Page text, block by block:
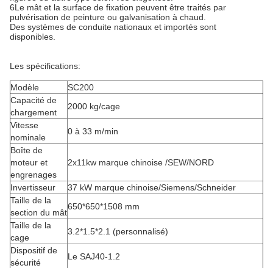
6Le mât et la surface de fixation peuvent être traités par
pulvérisation de peinture ou galvanisation à chaud.
Des systèmes de conduite nationaux et importés sont
disponibles.
Les spécifications:
Modèle
SC200
Capacité de
chargement
2000 kg/cage
Vitesse
nominale
0 à 33 m/min
Boîte de
moteur et
engrenages
2x11kw marque chinoise /SEW/NORD
Invertisseur
37 kW marque chinoise/Siemens/Schneider
Taille de la
section du mât
650*650*1508 mm
Taille de la
cage
3.2*1.5*2.1 (personnalisé)
Dispositif de
sécurité
Le SAJ40-1.2